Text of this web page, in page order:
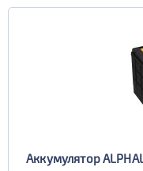
Аккумулятор